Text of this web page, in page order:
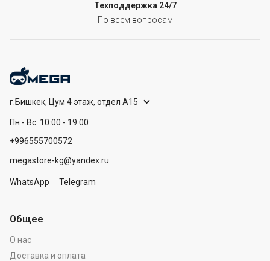
Техподдержка 24/7
По всем вопросам
г.Бишкек, Цум 4 этаж, отдел А15
Пн - Вс: 10:00 - 19:00
+996555700572
megastore-kg@yandex.ru
WhatsApp Telegram
Общее
О нас
Доставка и оплата